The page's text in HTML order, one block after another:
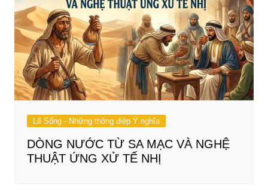
Lẽ Sống - Những thông điệp Ý nghĩa
DÒNG NƯỚC TỪ SA MẠC VÀ NGHỆ
THUẬT ỨNG XỬ TẾ NHỊ